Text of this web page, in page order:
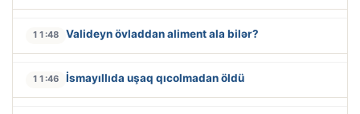
11:48 Valideyn övladdan aliment ala bilər?
11:46 İsmayıllıda uşaq qıcolmadan öldü